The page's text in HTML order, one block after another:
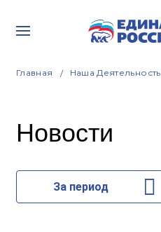
Главная Наша Деятельность
Новости
За период